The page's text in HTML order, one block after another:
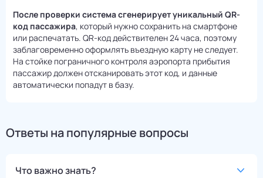
После проверки система сгенерирует уникальный QR-
код пассажира, который нужно сохранить на смартфоне
или распечатать. QR-код действителен 24 часа, поэтому
заблаговременно оформлять въездную карту не следует.
На стойке пограничного контроля аэропорта прибытия
пассажир должен отсканировать этот код, и данные
автоматически попадут в базу.
Ответы на популярные вопросы
Что важно знать?